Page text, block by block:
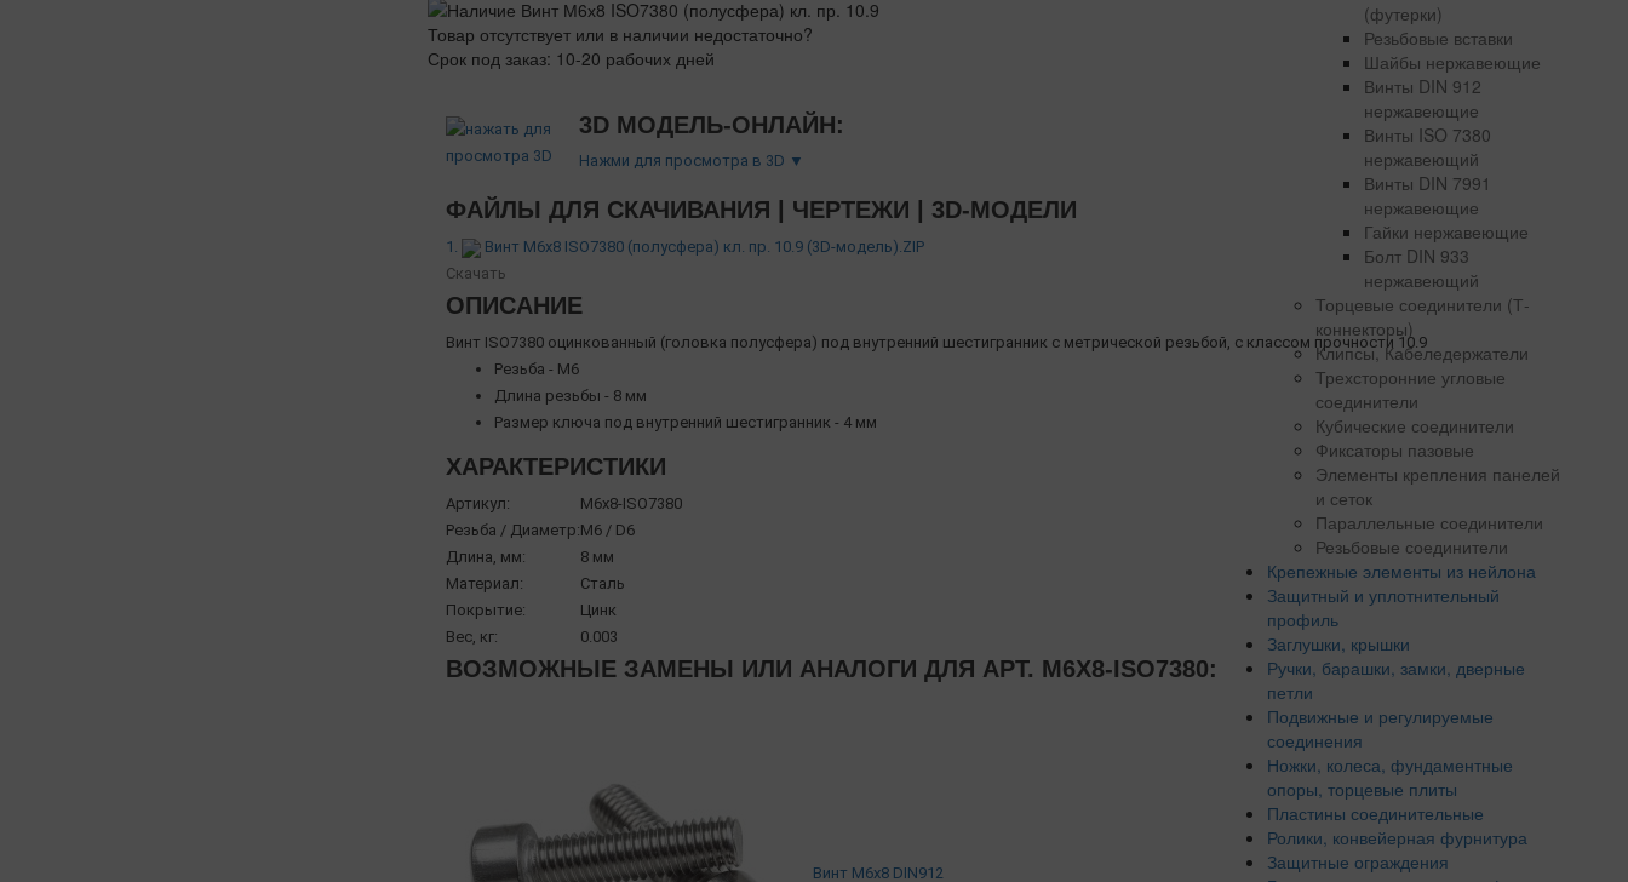
Товар отсутствует или в наличии недостаточно?
Срок под заказ: 10-20 рабочих дней
3D МОДЕЛЬ-ОНЛАЙН:
Нажми для просмотра в 3D ▼
ФАЙЛЫ ДЛЯ СКАЧИВАНИЯ | ЧЕРТЕЖИ | 3D-МОДЕЛИ
1.
Винт М6х8 ISO7380 (полусфера) кл. пр. 10.9 (3D-модель).ZIP
Скачать
ОПИСАНИЕ
Винт ISO7380 оцинкованный (головка полусфера) под внутренний шестигранник с метрической резьбой, с классом прочности 10.9
Резьба - М6
Длина резьбы - 8 мм
Размер ключа под внутренний шестигранник - 4 мм
ХАРАКТЕРИСТИКИ
Артикул:
М6х8-ISO7380
Резьба / Диаметр:М6 / D6
Длина, мм:
8 мм
Материал:
Сталь
Покрытие:
Цинк
Вес, кг:
0.003
ВОЗМОЖНЫЕ ЗАМЕНЫ ИЛИ АНАЛОГИ ДЛЯ АРТ. М6Х8-ISO7380:
Винт М6х8 DIN912
(футерки)
Резьбовые вставки
Шайбы нержавеющие
Винты DIN 912
нержавеющие
Винты ISO 7380
нержавеющий
Винты DIN 7991
нержавеющие
Гайки нержавеющие
Болт DIN 933
нержавеющий
Торцевые соединители (Т-
коннекторы)
Клипсы, Кабеледержатели
Трехсторонние угловые
соединители
Кубические соединители
Фиксаторы пазовые
Элементы крепления панелей
и сеток
Параллельные соединители
Резьбовые соединители
Крепежные элементы из нейлона
Защитный и уплотнительный
профиль
Заглушки, крышки
Ручки, барашки, замки, дверные
петли
Подвижные и регулируемые
соединения
Ножки, колеса, фундаментные
опоры, торцевые плиты
Пластины соединительные
Ролики, конвейерная фурнитура
Защитные ограждения